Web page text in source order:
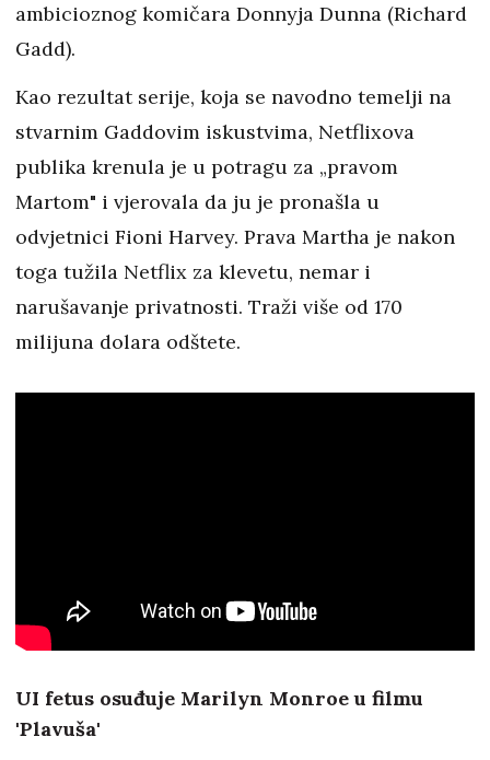
ambicioznog komičara Donnyja Dunna (Richard
Gadd).
Kao rezultat serije, koja se navodno temelji na
stvarnim Gaddovim iskustvima, Netflixova
publika krenula je u potragu za „pravom
Martom" i vjerovala da ju je pronašla u
odvjetnici Fioni Harvey. Prava Martha je nakon
toga tužila Netflix za klevetu, nemar i
narušavanje privatnosti. Traži više od 170
milijuna dolara odštete.
UI fetus osuđuje Marilyn Monroe u filmu
'Plavuša'